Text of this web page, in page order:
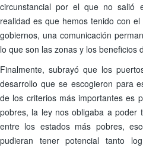
circunstancial por el que no salió
realidad es que hemos tenido con
gobiernos, una comunicación
lo que son las zonas y los beneficios
Finalmente, subrayó que los
desarrollo que se escogieron para
de los criterios más importantes es
pobres, la ley nos obligaba a poder
entre los estados más pobres,
pudieran tener potencial tanto